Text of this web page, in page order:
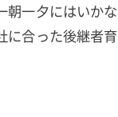
朝一夕にはいかな
に合った後継者育